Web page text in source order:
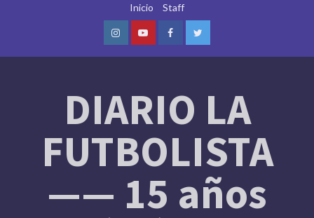
Inicio Staff
InstagramYoutubeFacebookTwitter
DIARIO LA
FUTBOLISTA
—— 15 años